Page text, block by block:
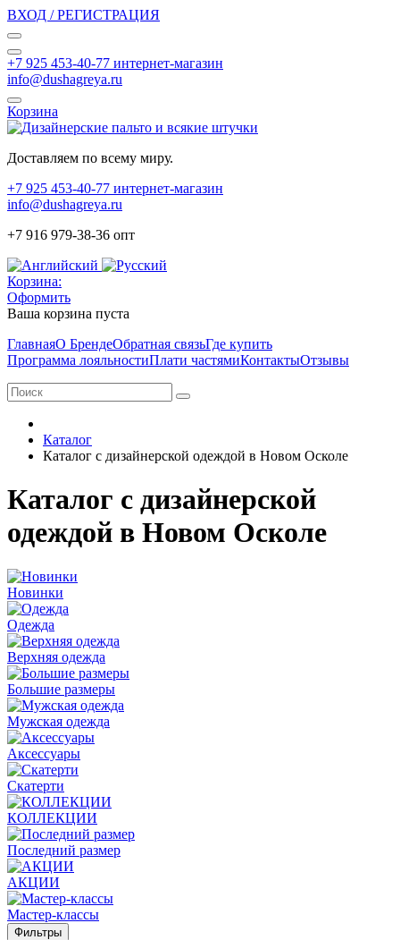
ВХОД / РЕГИСТРАЦИЯ
+7 925 453-40-77 интернет-магазин
info@dushagreya.ru
Корзина
Доставляем по всему миру.
+7 925 453-40-77 интернет-магазин
info@dushagreya.ru
+7 916 979-38-36 опт
Корзина:
Оформить
Ваша корзина пуста
ГлавнаяО БрендеОбратная связьГде купить
Программа лояльностиПлати частямиКонтактыОтзывы
Каталог
Каталог с дизайнерской одеждой в Новом Осколе
Каталог с дизайнерской
одеждой в Новом Осколе
Новинки
Одежда
Верхняя одежда
Большие размеры
Мужская одежда
Аксессуары
Скатерти
КОЛЛЕКЦИИ
Последний размер
АКЦИИ
Мастер-классы
Фильтры